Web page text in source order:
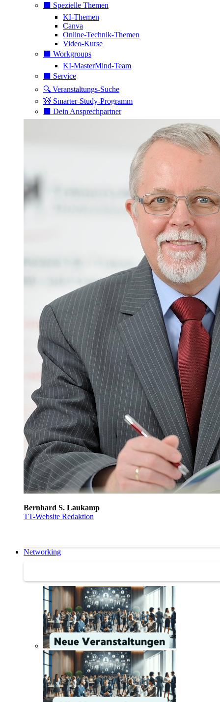
⬛️ Spezielle Themen
KI-Themen
Canva
Online-Technik-Themen
Video-Kurse
⬛️ Workgroups
KI-MasterMind-Team
⬛️ Service
🔍 Veranstaltungs-Suche
🚧 Smarter-Study-Programm
⬛️ Dein Ansprechpartner
Bernhard S. Laukamp
TT-Website Redaktion
Networking